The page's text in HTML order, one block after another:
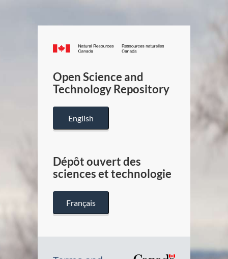
Canada.ca
/
Canada
Open Science and
Technology Repository
English
Dépôt ouvert des
sciences et technologie
Français